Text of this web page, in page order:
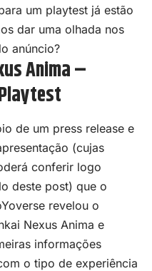
um playtest já estão
dar uma olhada nos
anúncio?
Anima –
de um press release e
(cujas
conferir logo
deste post) que o
revelou o
Nexus Anima e
informações
o tipo de experiência